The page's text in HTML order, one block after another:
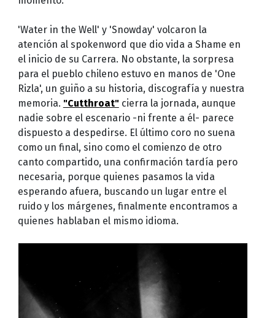
'Water in the Well' y 'Snowday' volcaron la
atención al spokenword que dio vida a Shame en
el inicio de su Carrera. No obstante, la sorpresa
para el pueblo chileno estuvo en manos de 'One
Rizla', un guiño a su historia, discografía y nuestra
memoria. "Cutthroat"cierra la jornada, aunque
nadie sobre el escenario -ni frente a él- parece
dispuesto a despedirse. El último coro no suena
como un final, sino como el comienzo de otro
canto compartido, una confirmación tardía pero
necesaria, porque quienes pasamos la vida
esperando afuera, buscando un lugar entre el
ruido y los márgenes, finalmente encontramos a
quienes hablaban el mismo idioma.